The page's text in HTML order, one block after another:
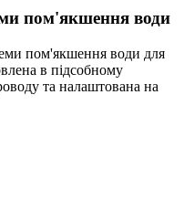
пом'якшення води
пом'якшення води для
в підсобному
та налаштована на